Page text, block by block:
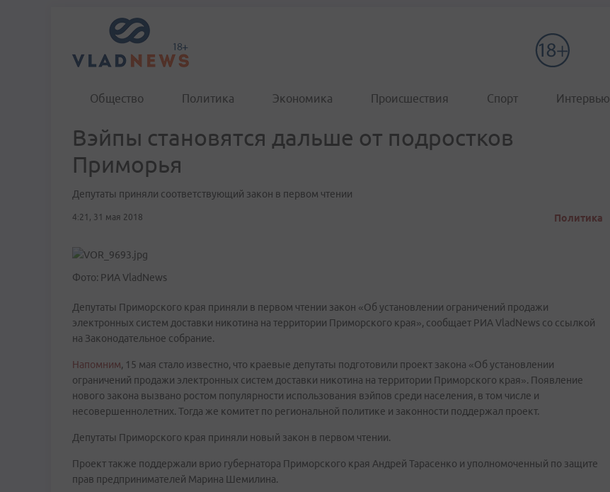
Общество Политика Экономика Происшествия Спорт Интервью
Вэйпы становятся дальше от подростков
Приморья
Депутаты приняли соответствующий закон в первом чтении
4:21, 31 мая 2018 Политика
Фото: РИА VladNews
Депутаты Приморского края приняли в первом чтении закон «Об установлении ограничений продажи
электронных систем доставки никотина на территории Приморского края», сообщает РИА VladNews со ссылкой
на Законодательное собрание.
Напомним, 15 мая стало известно, что краевые депутаты подготовили проект закона «Об установлении
ограничений продажи электронных систем доставки никотина на территории Приморского края». Появление
нового закона вызвано ростом популярности использования вэйпов среди населения, в том числе и
несовершеннолетних. Тогда же комитет по региональной политике и законности поддержал проект.
Депутаты Приморского края приняли новый закон в первом чтении.
Проект также поддержали врио губернатора Приморского края Андрей Тарасенко и уполномоченный по защите
прав предпринимателей Марина Шемилина.